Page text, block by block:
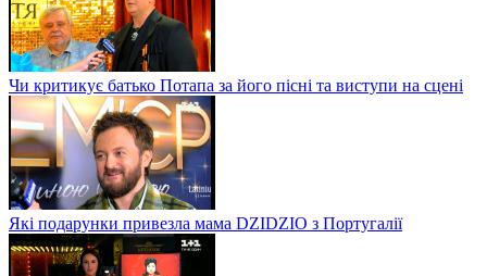
Чи критикує батько Потапа за його пісні та виступи на сцені
Які подарунки привезла мама DZIDZIO з Португалії